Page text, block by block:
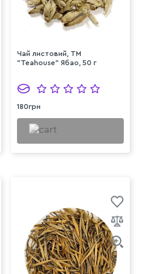
Чай листовий, ТМ
"Teahouse" Ябао, 50 г
180грн